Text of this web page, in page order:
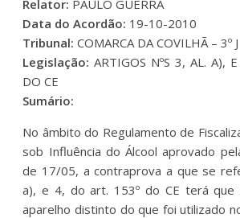
Relator: PAULO GUERRA
Data do Acordão: 19-10-2010
Tribunal: COMARCA DA COVILHÃ – 3º J
Legislação:ARTIGOS NºS 3, AL. A),
DO CE
Sumário:
No âmbito do Regulamento de
sob Influência do Álcool aprovado
de 17/05, a contraprova a que se
a), e 4, do art. 153º do CE terá que
aparelho distinto do que foi utilizado